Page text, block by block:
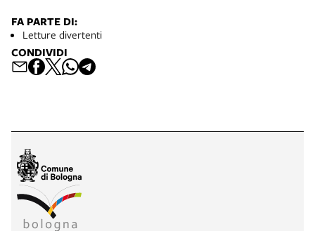
FA PARTE DI:
Letture divertenti
CONDIVIDI